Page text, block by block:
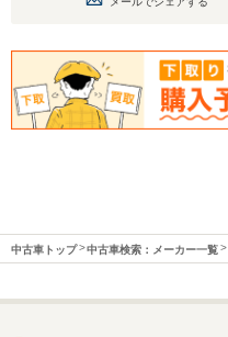
中古車トップ 中古車検索：メーカー一覧